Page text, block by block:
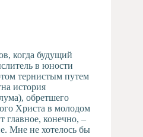
когда будущий
в юности
тернистым путем
история
обретшего
Христа в молодом
главное, конечно, –
Мне не хотелось бы